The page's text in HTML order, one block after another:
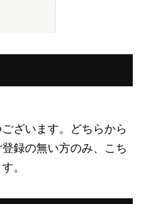
ざいます。どちらから
録の無い方のみ、こち
。